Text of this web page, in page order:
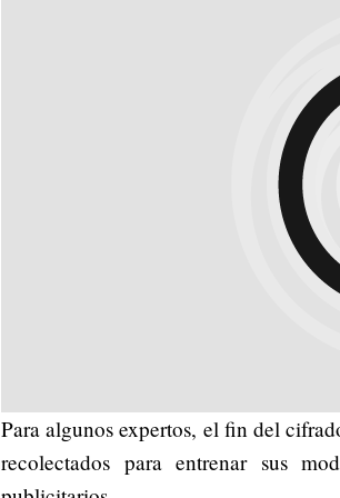
Para algunos expertos, el fin del
recolectados para entrenar sus